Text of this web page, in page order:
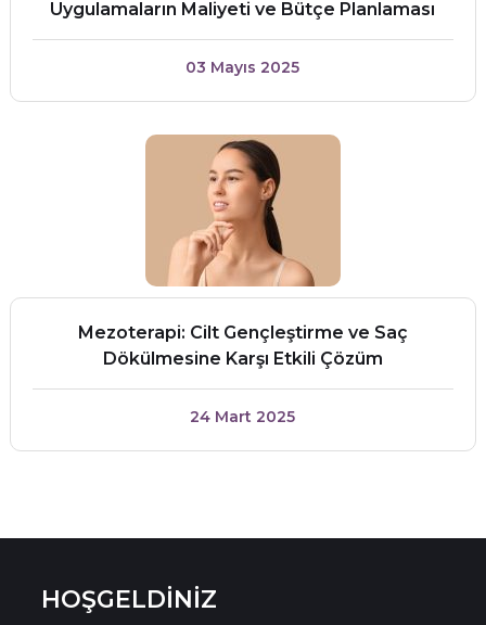
Uygulamaların Maliyeti ve Bütçe Planlaması
03 Mayıs 2025
Mezoterapi: Cilt Gençleştirme ve Saç
Dökülmesine Karşı Etkili Çözüm
24 Mart 2025
HOŞGELDİNİZ